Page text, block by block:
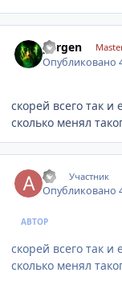
yurgen
Опубликовано
скорей всего так и
сколько менял
all Участник
Опубликовано
АВТОР
скорей всего так и
сколько менял